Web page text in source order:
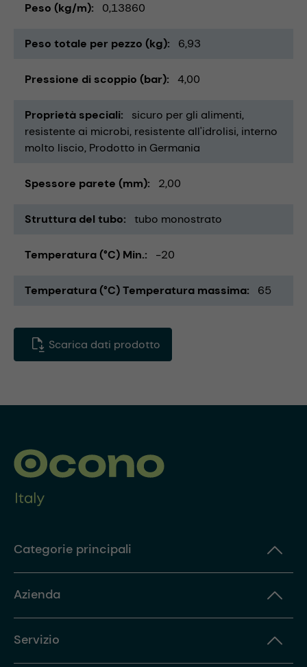
Peso (kg/m) 0,13860
Peso totale per pezzo (kg) 6,93
Pressione di scoppio (bar) 4,00
Proprietà speciali
sicuro per gli alimenti
resistente ai microbi resistente all'idrolisi interno
molto liscio Prodotto in Germania
Spessore parete (mm) 2,00
Struttura del tubo tubo monostrato
Temperatura (°C) Min. -20
Temperatura (°C) Temperatura massima 65
Scarica dati prodotto
Categorie principali
Azienda
Servizio